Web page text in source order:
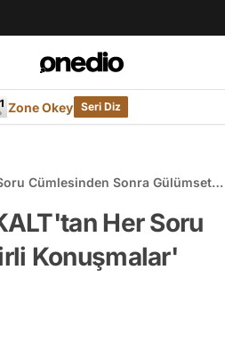
Zone Okey Seri Diz
Cümlesinden Sonra Gülümseten
Her Soru
Konuşmalar'